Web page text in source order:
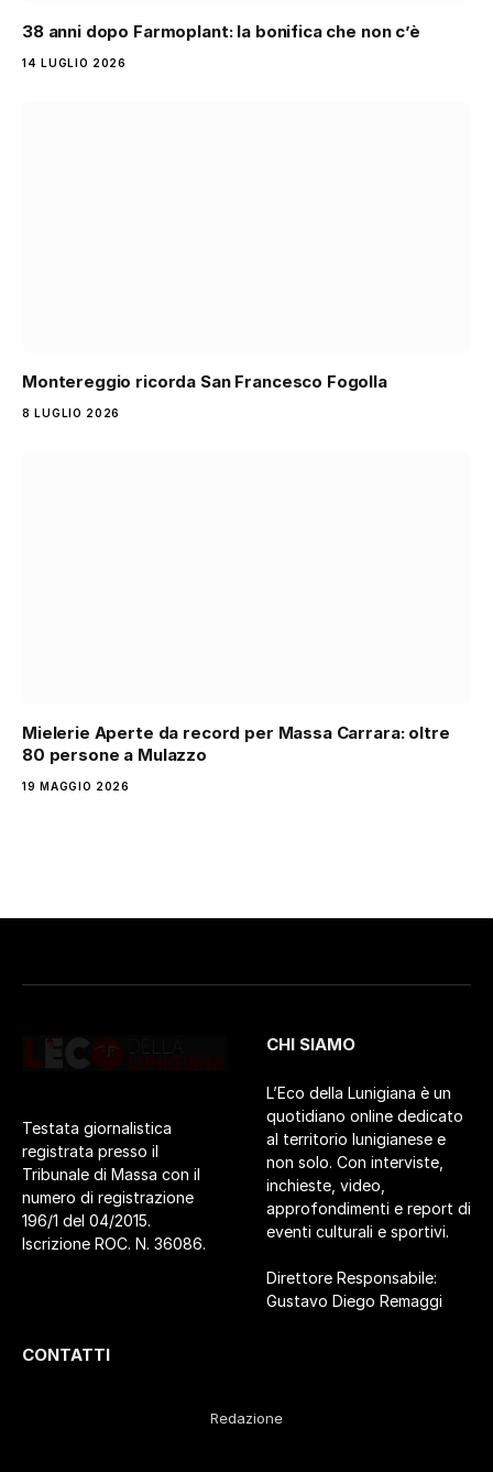
38 anni dopo Farmoplant: la bonifica che non c’è
14 LUGLIO 2026
Montereggio ricorda San Francesco Fogolla
8 LUGLIO 2026
Mielerie Aperte da record per Massa Carrara: oltre
80 persone a Mulazzo
19 MAGGIO 2026
Testata giornalistica
registrata presso il
Tribunale di Massa con il
numero di registrazione
196/1 del 04/2015.
Iscrizione ROC. N. 36086.
CHI SIAMO
L’Eco della Lunigiana è un
quotidiano online dedicato
al territorio lunigianese e
non solo. Con interviste,
inchieste, video,
approfondimenti e report di
eventi culturali e sportivi.
Direttore Responsabile:
Gustavo Diego Remaggi
CONTATTI
Redazione